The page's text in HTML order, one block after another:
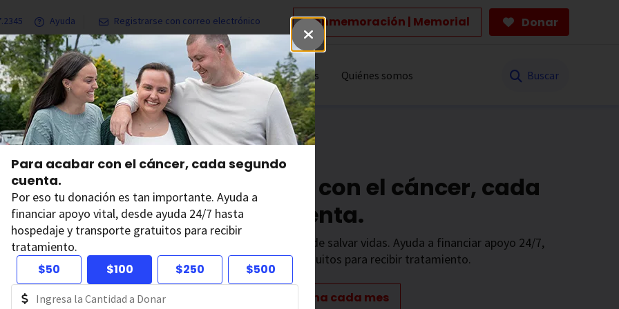
Para acabar con el cáncer, cada segundo
cuenta.
Por eso tu donación es tan importante. Ayuda a
financiar apoyo vital, desde ayuda 24/7 hasta
hospedaje y transporte gratuitos para recibir
tratamiento.
$50
$100 $250 $500
Ayuda Registrarse con correo electrónico Conmemoración | Memorial Donar
Programas y servicios Contribuya Nuestras investigaciones Quiénes somos
Para acabar con el cáncer, cada
segundo cuenta.
Tu donación tiene el poder de salvar vidas. Ayuda a financiar apoyo 24/7,
hospedaje y transporte gratuitos para recibir tratamiento.
Dona cada mes